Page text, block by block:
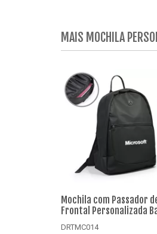
MAIS MOCHILA
Mochila com Passador
Frontal Personalizada
DRTMC014